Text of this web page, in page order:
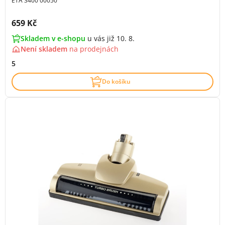
Cena s DPH:
659 Kč
Skladem v e-shopu u vás již 10. 8.
Není skladem na prodejnách
5
Do košíku